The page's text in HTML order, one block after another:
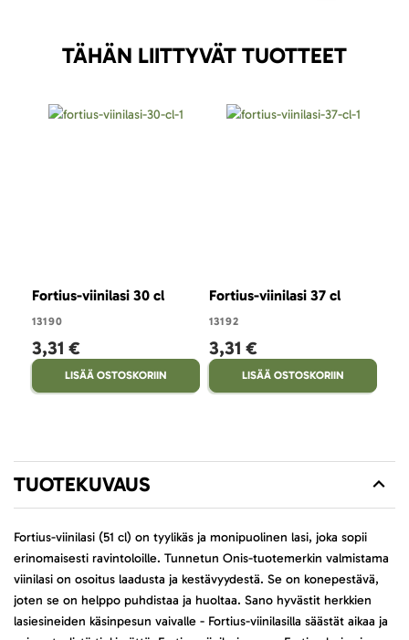
TÄHÄN LIITTYVÄT TUOTTEET
Fortius-viinilasi 30 cl
13190
3,31 €
LISÄÄ OSTOSKORIIN
Fortius-viinilasi 37 cl
13192
3,31 €
LISÄÄ OSTOSKORIIN
TUOTEKUVAUS
Fortius-viinilasi (51 cl) on tyylikäs ja monipuolinen lasi, joka sopii
erinomaisesti ravintoloille. Tunnetun Onis-tuotemerkin valmistama
viinilasi on osoitus laadusta ja kestävyydestä. Se on konepestävä,
joten se on helppo puhdistaa ja huoltaa. Sano hyvästit herkkien
lasiesineiden käsinpesun vaivalle - Fortius-viinilasilla säästät aikaa ja